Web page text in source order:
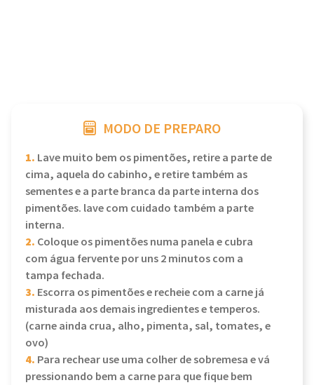
MODO DE PREPARO
1. Lave muito bem os pimentões, retire a parte de
cima, aquela do cabinho, e retire também as
sementes e a parte branca da parte interna dos
pimentões. lave com cuidado também a parte
interna.
2. Coloque os pimentões numa panela e cubra
com água fervente por uns 2 minutos com a
tampa fechada.
3. Escorra os pimentões e recheie com a carne já
misturada aos demais ingredientes e temperos.
(carne ainda crua, alho, pimenta, sal, tomates, e
ovo)
4. Para rechear use uma colher de sobremesa e vá
pressionando bem a carne para que fique bem